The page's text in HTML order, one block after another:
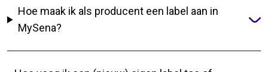
Hoe maak ik als producent een label aan in
MySena?